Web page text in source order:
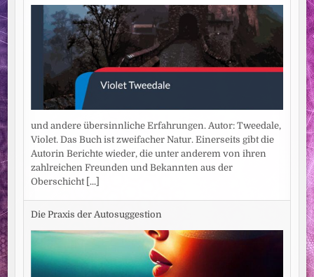
und andere übersinnliche Erfahrungen. Autor: Tweedale,
Violet. Das Buch ist zweifacher Natur. Einerseits gibt die
Autorin Berichte wieder, die unter anderem von ihren
zahlreichen Freunden und Bekannten aus der
Oberschicht [...]
Die Praxis der Autosuggestion